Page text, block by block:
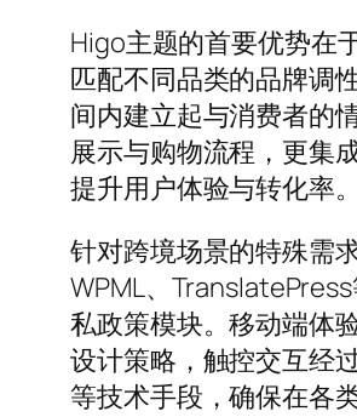
Higo主题的首要优势在
匹配不同品类的品牌调
间内建立起与消费者的
展示与购物流程，更集
提升用户体验与转化率。
针对跨境场景的特殊需
WPML、
私政策模块。移动端体
设计策略，触控交互经
等技术手段，确保在各